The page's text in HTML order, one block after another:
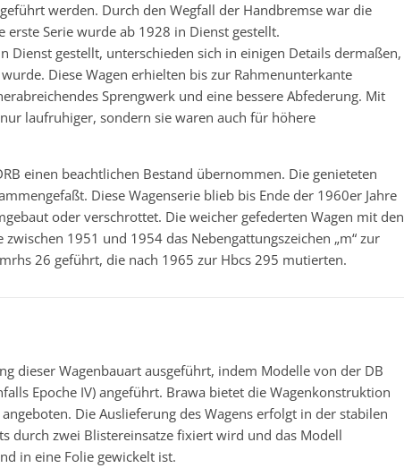
werden. Durch den Wegfall der Handbremse war die
Serie wurde ab 1928 in Dienst gestellt.
Dienst gestellt, unterschieden sich in einigen Details dermaßen,
Diese Wagen erhielten bis zur Rahmenunterkante
Sprengwerk und eine bessere Abfederung. Mit
laufruhiger, sondern sie waren auch für höhere
einen beachtlichen Bestand übernommen. Die genieteten
Diese Wagenserie blieb bis Ende der 1960er Jahre
oder verschrottet. Die weicher gefederten Wagen mit den
1951 und 1954 das Nebengattungszeichen „m“ zur
26 geführt, die nach 1965 zur Hbcs 295 mutierten.
dieser Wagenbauart ausgeführt, indem Modelle von der DB
Epoche IV) angeführt. Brawa bietet die Wagenkonstruktion
Die Auslieferung des Wagens erfolgt in der stabilen
durch zwei Blistereinsatze fixiert wird und das Modell
in eine Folie gewickelt ist.